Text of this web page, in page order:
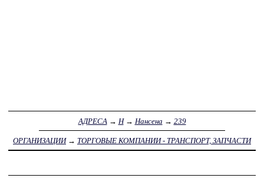
АДРЕСА → Н→ Нансена → 239
ОРГАНИЗАЦИИ→ ТОРГОВЫЕ КОМПАНИИ - ТРАНСПОРТ, ЗАПЧАСТИ